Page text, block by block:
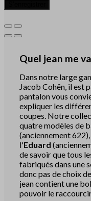
Quel jean me
Dans notre large
Jacob Cohën, il est
pantalon vous
expliquer les
coupes. Notre
quatre modèles de
(anciennement
l'Eduard
de savoir que tous
fabriqués dans une
donc pas de choix
jean contient une
pouvoir le